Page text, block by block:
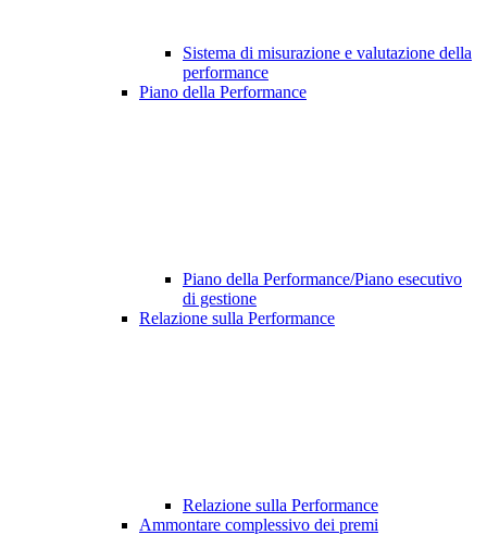
Sistema di misurazione e valutazione della
performance
Piano della Performance
Piano della Performance/Piano esecutivo
di gestione
Relazione sulla Performance
Relazione sulla Performance
Ammontare complessivo dei premi